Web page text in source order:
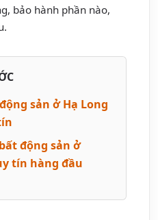
bảo hành phần nào,
sản ở Hạ Long
động sản ở
tín hàng đầu